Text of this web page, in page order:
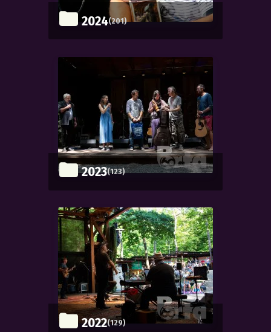
2024(201)
2023(123)
2022(129)